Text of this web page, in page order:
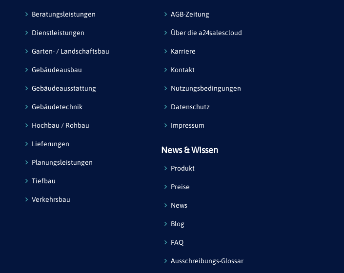
Beratungsleistungen
Dienstleistungen
Garten- / Landschaftsbau
Gebäudeausbau
Gebäudeausstattung
Gebäudetechnik
Hochbau / Rohbau
Lieferungen
Planungsleistungen
Tiefbau
Verkehrsbau
AGB-Zeitung
Über die a24salescloud
Karriere
Kontakt
Nutzungsbedingungen
Datenschutz
Impressum
News & Wissen
Produkt
Preise
News
Blog
FAQ
Ausschreibungs-Glossar